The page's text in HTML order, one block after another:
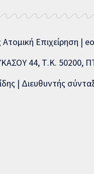
Ατομική
44, Τ.Κ. 50200,
| Διευθυντής